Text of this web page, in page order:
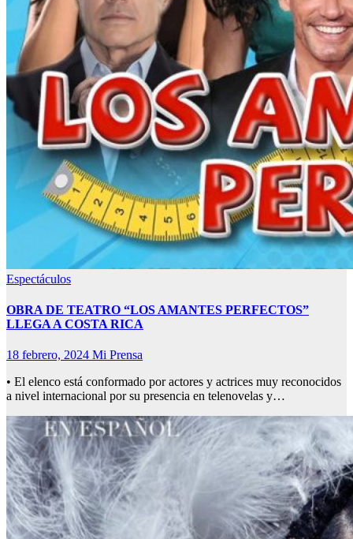
Espectáculos
OBRA DE TEATRO “LOS AMANTES PERFECTOS”
LLEGA A COSTA RICA
18 febrero, 2024 Mi Prensa
• El elenco está conformado por actores y actrices muy reconocidos
a nivel internacional por su presencia en telenovelas y…